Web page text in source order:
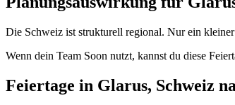
Die Schweiz ist strukturell regional. Nur ein
Wenn dein Team Soon nutzt, kannst du diese
Feiertage in Glarus, Schweiz